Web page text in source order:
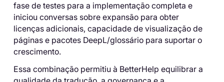
fase de testes para a implementação completa e
iniciou conversas sobre expansão para obter
licenças adicionais, capacidade de visualização de
páginas e pacotes DeepL/glossário para suportar o
crescimento.
Essa combinação permitiu à BetterHelp equilibrar a